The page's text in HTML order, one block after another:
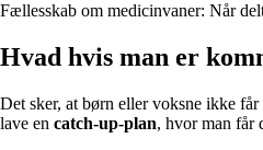
Fællesskab om medicinvaner: Når
Hvad hvis man er
Det sker, at børn eller voksne ikke
lave en catch-up-plan, hvor man får